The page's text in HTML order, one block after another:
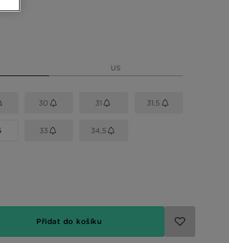
US
30 31 31,5
33 34,5
Přidat do košíku